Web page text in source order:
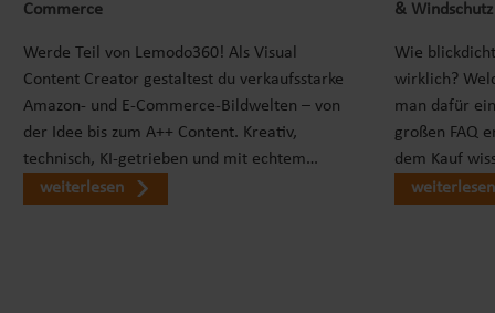
Commerce
Werde Teil von Lemodo360! Als Visual
Content Creator gestaltest du verkaufsstarke
Amazon- und E-Commerce-Bildwelten – von
der Idee bis zum A++ Content. Kreativ,
technisch, KI-getrieben und mit echtem…
weiterlesen
& Windschutz
Wie
wirklich?
man dafür
großen FAQ
dem Kauf
weiterlesen